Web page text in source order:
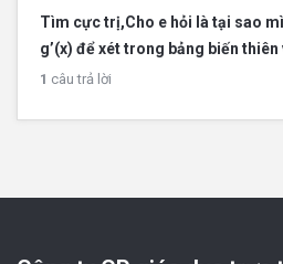
Tìm cực trị,Cho e hỏi là tại sao
g’(x) để xét trong bảng biến thiên
1 câu trả lời